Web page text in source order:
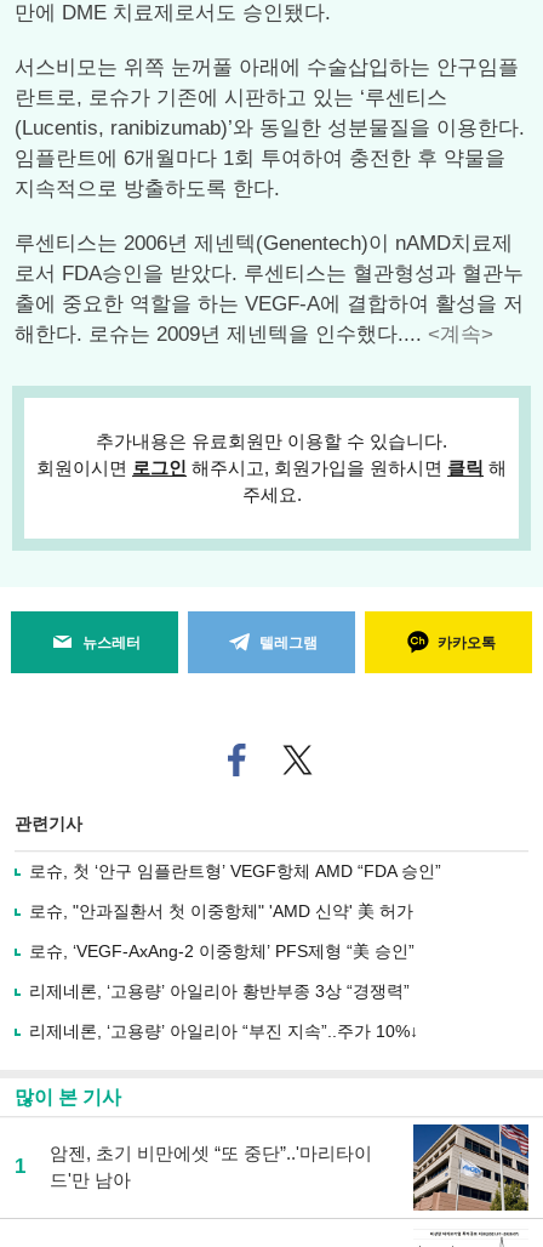
만에 DME 치료제로서도 승인됐다.
서스비모는 위쪽 눈꺼풀 아래에 수술삽입하는 안구임플
란트로, 로슈가 기존에 시판하고 있는 ‘루센티스
(Lucentis, ranibizumab)’와 동일한 성분물질을 이용한다.
임플란트에 6개월마다 1회 투여하여 충전한 후 약물을
지속적으로 방출하도록 한다.
루센티스는 2006년 제넨텍(Genentech)이 nAMD치료제
로서 FDA승인을 받았다. 루센티스는 혈관형성과 혈관누
출에 중요한 역할을 하는 VEGF-A에 결합하여 활성을 저
해한다. 로슈는 2009년 제넨텍을 인수했다.... <계속>
추가내용은 유료회원만 이용할 수 있습니다.
회원이시면 로그인 해주시고, 회원가입을 원하시면 클릭 해
주세요.
뉴스레터 텔레그램 카카오톡
페
이
로
사
유
기
트위
터로
관련기사
로슈, 첫 ‘안구 임플란트형’ VEGF항체 AMD “FDA 승인”
로슈, "안과질환서 첫 이중항체" 'AMD 신약' 美 허가
로슈, ‘VEGF-AxAng-2 이중항체’ PFS제형 “美 승인”
리제네론, ‘고용량’ 아일리아 황반부종 3상 “경쟁력”
리제네론, ‘고용량’ 아일리아 “부진 지속”..주가 10%↓
많이 본 기사
1
암젠, 초기 비만에셋 “또 중단”..'마리타이
드'만 남아